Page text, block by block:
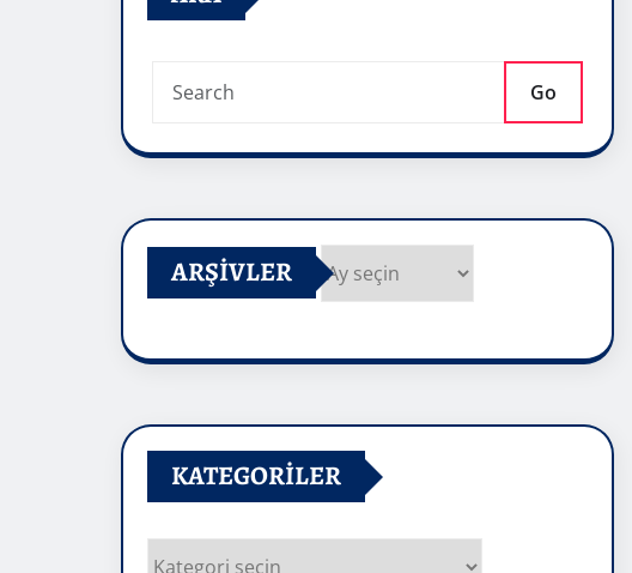
Go
ARŞIVLER
KATEGORILER
Kategoriler